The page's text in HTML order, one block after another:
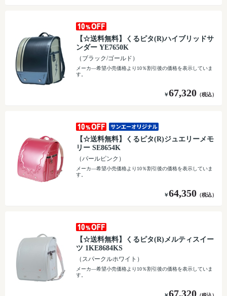
【☆送料無料】くるピタ(R)ハイブリッドサ
ンダー YE7650K
（ブラック/ゴールド）
メーカ―希望小売価格より10％割引後の価格を表示していま
す。
￥67,320 （税込）
【☆送料無料】くるピタ(R)ジュエリーメモ
リー SE8654K
（パールピンク）
メーカ―希望小売価格より10％割引後の価格を表示していま
す。
￥64,350 （税込）
【☆送料無料】くるピタ(R)メルティスイー
ツ 1KE8684KS
（スパークルホワイト）
メーカ―希望小売価格より10％割引後の価格を表示していま
す。
67,320